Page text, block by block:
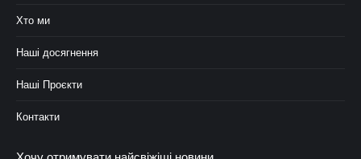
Хто ми
Наші досягнення
Наші Проєкти
Контакти